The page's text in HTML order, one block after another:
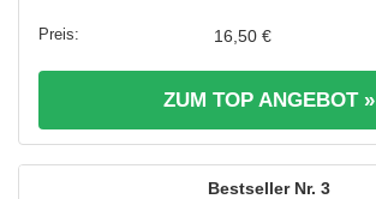
16,50 €
ZUM TOP ANGEBOT »
3